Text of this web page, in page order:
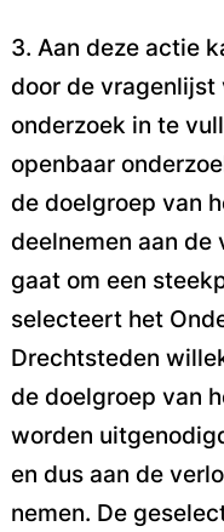
3. Aan deze actie
door de
onderzoek in te
openbaar
de doelgroep van
deelnemen aan
gaat om een
selecteert het
Drechtsteden
de doelgroep van
worden
en dus aan de
nemen. De